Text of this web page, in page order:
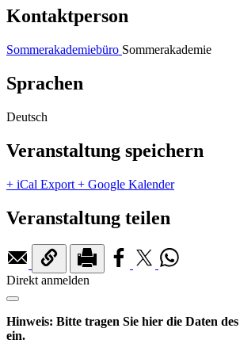
Kontaktperson
Sommerakademiebüro Sommerakademie
Sprachen
Deutsch
Veranstaltung speichern
+ iCal Export + Google Kalender
Veranstaltung teilen
Direkt anmelden
Hinweis: Bitte tragen Sie hier die Daten
ein.